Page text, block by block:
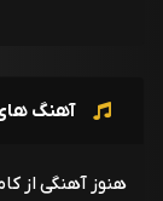
آهنگ
هنوز آهنگی از